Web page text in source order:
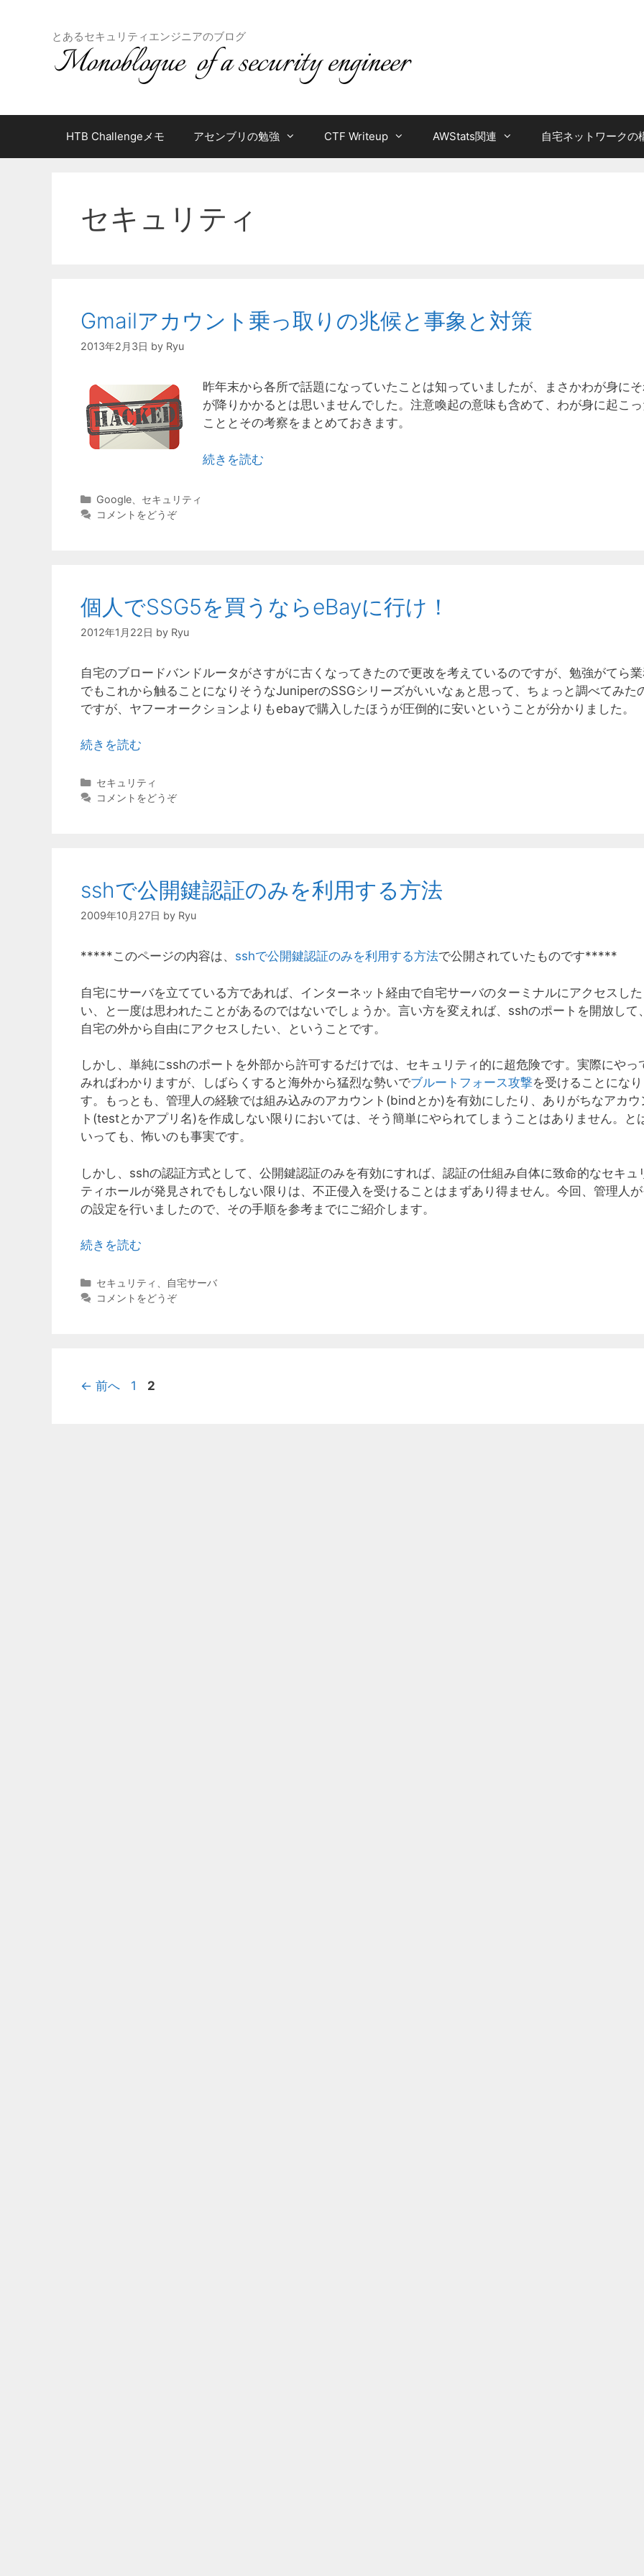
ス
とあるセキュリティエンジニアのブログ
HTB Challengeメモ アセンブリの勉強 CTF Writeup AWStats関連 自宅ネットワークの
セキュリティ
Gmailアカウント乗っ取りの兆候と事象と対策
2013年2月3日 by Ryu
昨年末から各所で話題になっていたことは知っていましたが、まさかわが身に
が降りかかるとは思いませんでした。注意喚起の意味も含めて、わが身に起こ
こととその考察をまとめておきます。
続きを読む
カ
テ
Google、 セキュリティ
コメントをどうぞ
個人でSSG5を買うならeBayに行け！
2012年1月22日 by Ryu
自宅のブロードバンドルータがさすがに古くなってきたので更改を考えているのですが、勉強がてら
でもこれから触ることになりそうなJuniperのSSGシリーズがいいなぁと思って、ちょっと調べてみた
ですが、ヤフーオークションよりもebayで購入したほうが圧倒的に安いということが分かりました。
続きを読む
カ
テ
セキュリティ
コメントをどうぞ
sshで公開鍵認証のみを利用する方法
2009年10月27日 by Ryu
*****このページの内容は、 sshで公開鍵認証のみを利用する方法で公開されていたものです*****
自宅にサーバを立てている方であれば、インターネット経由で自宅サーバのターミナルにアクセスした
い、と一度は思われたことがあるのではないでしょうか。言い方を変えれば、sshのポートを開放して
自宅の外から自由にアクセスしたい、ということです。
しかし、単純にsshのポートを外部から許可するだけでは、セキュリティ的に超危険です。実際にやっ
みればわかりますが、しばらくすると海外から猛烈な勢いでブルートフォース攻撃を受けることにな
す。もっとも、管理人の経験では組み込みのアカウント(bindとか)を有効にしたり、ありがちなアカウ
ト(testとかアプリ名)を作成しない限りにおいては、そう簡単にやられてしまうことはありません。と
いっても、怖いのも事実です。
しかし、sshの認証方式として、公開鍵認証のみを有効にすれば、認証の仕組み自体に致命的なセキュ
ティホールが発見されでもしない限りは、不正侵入を受けることはまずあり得ません。今回、管理人
の設定を行いましたので、その手順を参考までにご紹介します。
続きを読む
カ
テ
セキュリティ
自宅サーバ
コメントをどうぞ
← 前へ
ペ
1
ペ
2